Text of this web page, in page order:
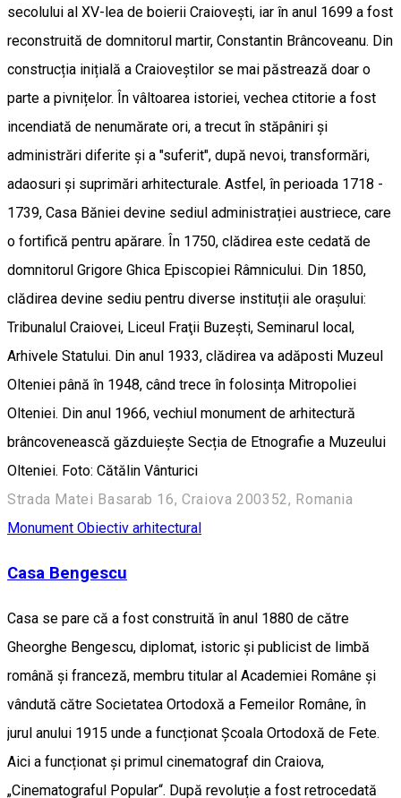
secolului al XV-lea de boierii Craiovești, iar în anul 1699 a fost
reconstruită de domnitorul martir, Constantin Brâncoveanu. Din
construcția inițială a Craioveștilor se mai păstrează doar o
parte a pivnițelor. În vâltoarea istoriei, vechea ctitorie a fost
incendiată de nenumărate ori, a trecut în stăpâniri și
administrări diferite și a "suferit", după nevoi, transformări,
adaosuri și suprimări arhitecturale. Astfel, în perioada 1718 -
1739, Casa Băniei devine sediul administrației austriece, care
o fortifică pentru apărare. În 1750, clădirea este cedată de
domnitorul Grigore Ghica Episcopiei Râmnicului. Din 1850,
clădirea devine sediu pentru diverse instituții ale orașului:
Tribunalul Craiovei, Liceul Fraţii Buzești, Seminarul local,
Arhivele Statului. Din anul 1933, clădirea va adăposti Muzeul
Olteniei până în 1948, când trece în folosința Mitropoliei
Olteniei. Din anul 1966, vechiul monument de arhitectură
brâncovenească găzduiește Secția de Etnografie a Muzeului
Olteniei. Foto: Cătălin Vânturici
Strada Matei Basarab 16, Craiova 200352, Romania
Monument Obiectiv arhitectural
Casa Bengescu
Casa se pare că a fost construită în anul 1880 de către
Gheorghe Bengescu, diplomat, istoric și publicist de limbă
română și franceză, membru titular al Academiei Române și
vândută către Societatea Ortodoxă a Femeilor Române, în
jurul anului 1915 unde a funcționat Școala Ortodoxă de Fete.
Aici a funcționat și primul cinematograf din Craiova,
„Cinematograful Popular“. După revoluție a fost retrocedată